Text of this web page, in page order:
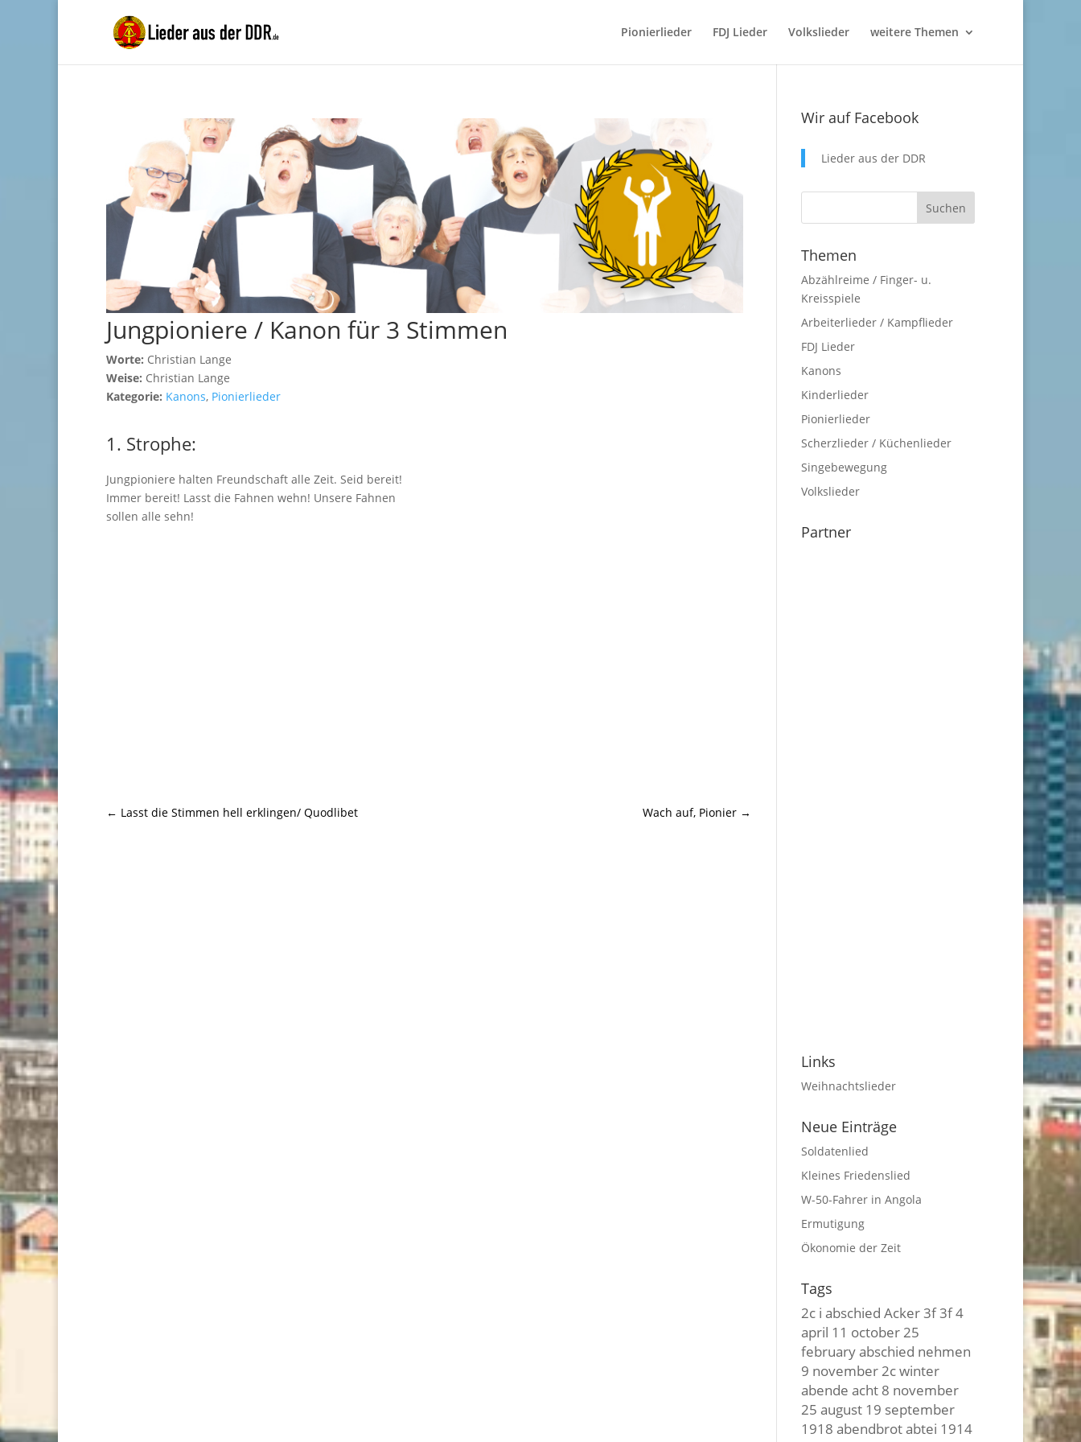
Pionierlieder FDJ Lieder Volkslieder weitere Themen
Jungpioniere / Kanon für 3 Stimmen
Worte: Christian Lange
Weise: Christian Lange
Kategorie: Kanons, Pionierlieder
1. Strophe:
Jungpioniere halten Freundschaft alle Zeit. Seid bereit!
Immer bereit! Lasst die Fahnen wehn! Unsere Fahnen
sollen alle sehn!
← Lasst die Stimmen hell erklingen/ Quodlibet Wach auf, Pionier→
Wir auf Facebook
Lieder aus der DDR
Themen
Abzählreime / Finger- u.
Kreisspiele
Arbeiterlieder / Kampflieder
FDJ Lieder
Kanons
Kinderlieder
Pionierlieder
Scherzlieder / Küchenlieder
Singebewegung
Volkslieder
Partner
Links
Weihnachtslieder
Neue Einträge
Soldatenlied
Kleines Friedenslied
W-50-Fahrer in Angola
Ermutigung
Ökonomie der Zeit
Tags
2c i abschied Acker3f 3f4
april 11 october25
februaryabschied nehmen
9 november2c winter
abende acht 8 november
25 august 19 september
1918 abendbrotabtei 1914